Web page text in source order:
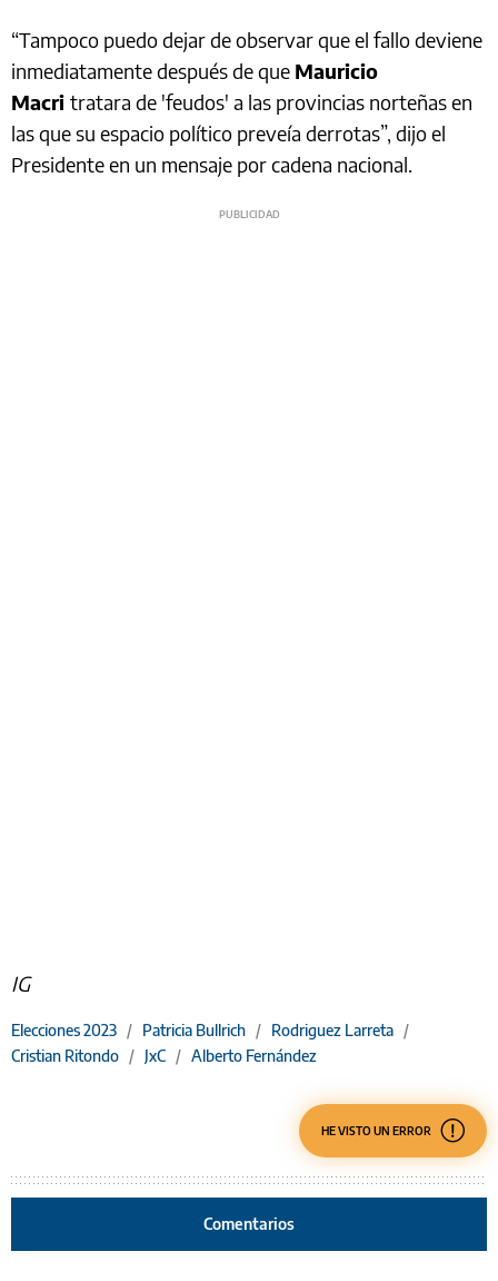
“Tampoco puedo dejar de observar que el fallo deviene
inmediatamente después de que Mauricio
Macri tratara de 'feudos' a las provincias norteñas en
las que su espacio político preveía derrotas”, dijo el
Presidente en un mensaje por cadena nacional.
IG
Elecciones 2023 / Patricia Bullrich / Rodriguez Larreta /
Cristian Ritondo / JxC / Alberto Fernández
HE VISTO UN ERROR
Comentarios